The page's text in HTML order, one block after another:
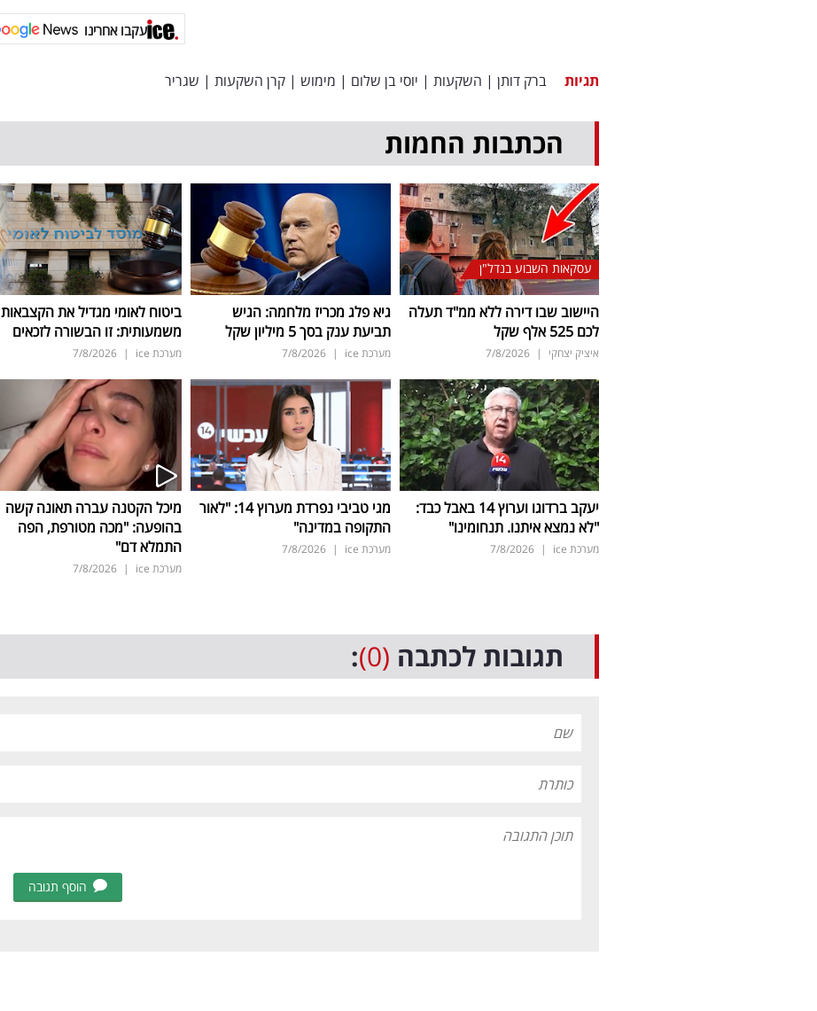
עקבו אחרינו
תגיות ברק דותן | השקעות | יוסי בן שלום | מימוש | קרן השקעות | שגריר
הכתבות החמות
עסקאות השבוע בנדל"ן
היישוב שבו דירה ללא ממ"ד תעלה
לכם 525 אלף שקל
איציק יצחקי |
7/8/2026
גיא פלג מכריז מלחמה: הגיש
תביעת ענק בסך 5 מיליון שקל
מערכת ice |
7/8/2026
ביטוח לאומי מגדיל את הקצבאות
משמעותית: זו הבשורה לזכאים
מערכת ice |
7/8/2026
יעקב ברדוגו וערוץ 14 באבל כבד:
"לא נמצא איתנו. תנחומינו"
מערכת ice |
7/8/2026
מגי טביבי נפרדת מערוץ 14: "לאור
התקופה במדינה"
מערכת ice |
7/8/2026
מיכל הקטנה עברה תאונה קשה
בהופעה: "מכה מטורפת, הפה
התמלא דם"
מערכת ice |
7/8/2026
תגובות לכתבה (0)
:
הוסף תגובה